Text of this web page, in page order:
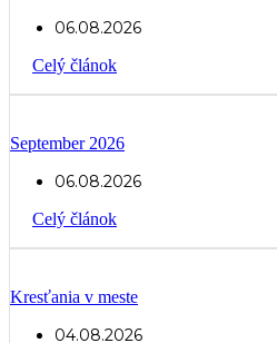
06.08.2026
Celý článok
September 2026
06.08.2026
Celý článok
Kresťania v meste
04.08.2026